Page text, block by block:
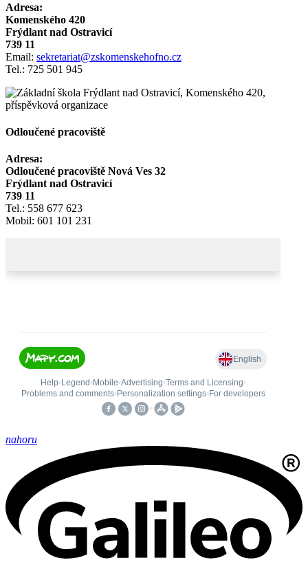
Adresa:
Komenského 420
Frýdlant nad Ostravicí
739 11
Email: sekretariat@zskomenskehofno.cz
Tel.: 725 501 945
Odloučené pracoviště
Adresa:
Odloučené pracoviště Nová Ves 32
Frýdlant nad Ostravicí
739 11
Tel.: 558 677 623
Mobil: 601 101 231
nahoru